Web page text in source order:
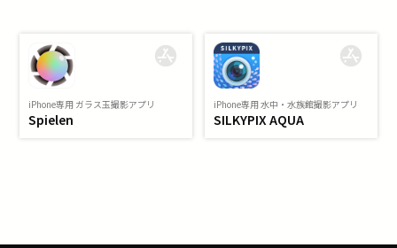
iPhone専用 ガラス玉撮影アプリ
Spielen
iPhone専用 水中・水族館撮影アプリ
SILKYPIX AQUA